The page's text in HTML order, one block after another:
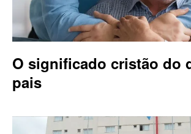
O significado cristão do
pais